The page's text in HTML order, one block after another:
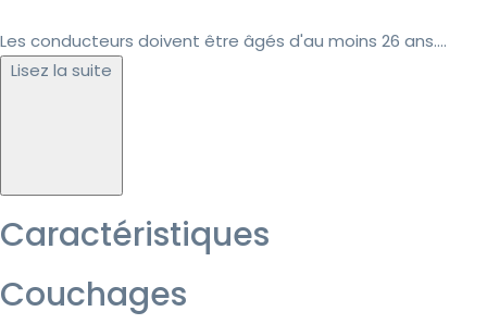
Les conducteurs doivent être âgés d'au moins 26 ans....
Lisez la suite
Caractéristiques
Couchages